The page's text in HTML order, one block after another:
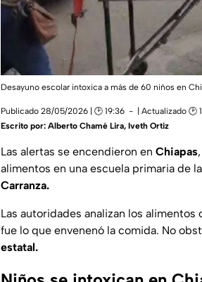
Desayuno escolar intoxica a más de 60 niños en
Publicado 28/05/2026 | 🕑 19:36 | Actualizado 🕑
Escrito por: Alberto Chamé Lira, Iveth Ortiz
Las alertas se encendieron en Chiapas
alimentos en una escuela primaria de
Carranza.
Las autoridades analizan los
fue lo que envenenó la comida. No
estatal.